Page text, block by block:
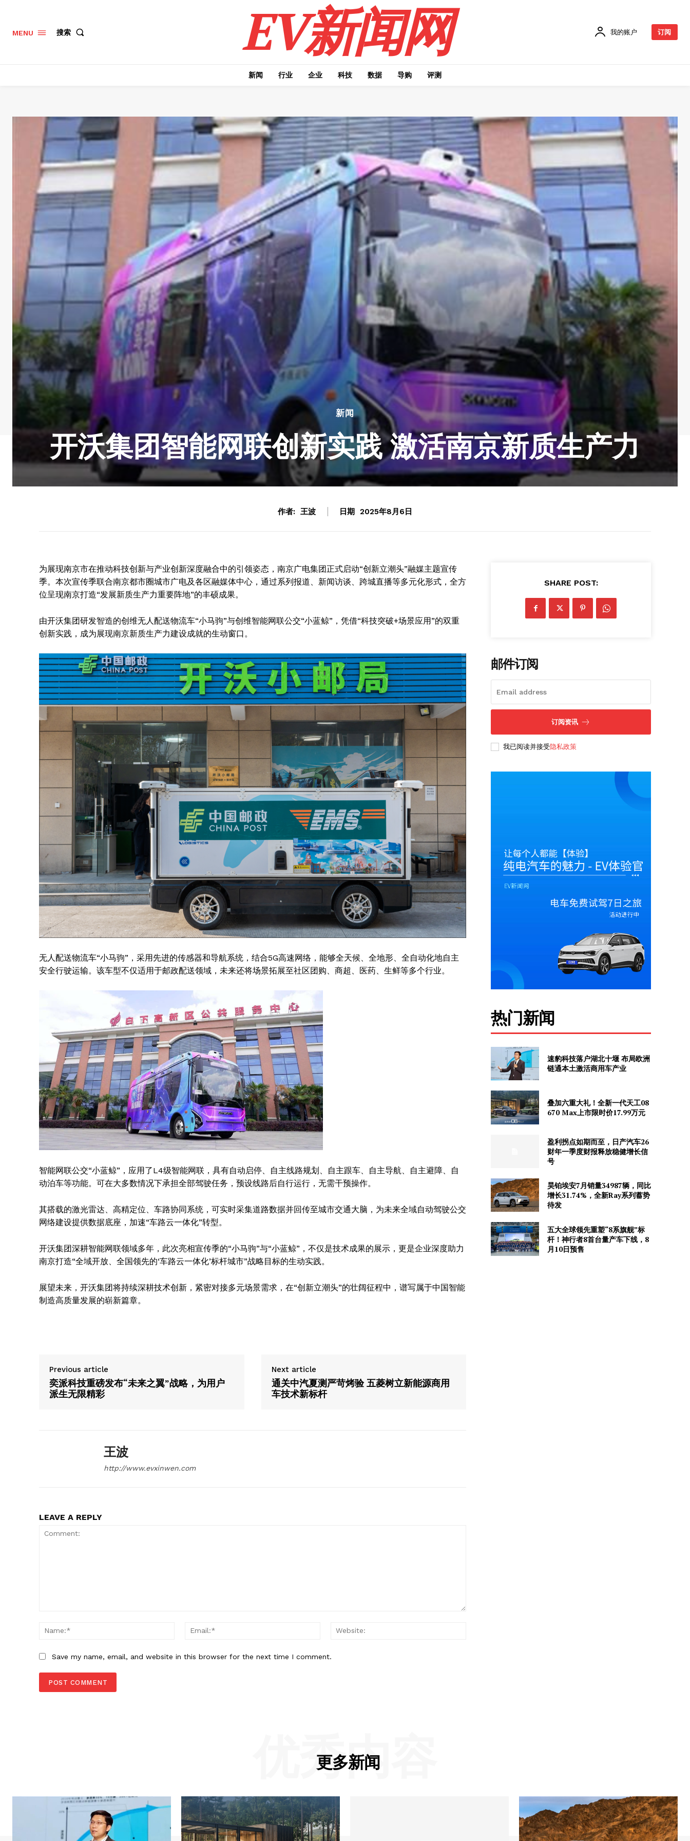
News Week
Magazine PRO
MENU 搜索 EV新闻网 我的账户 订阅
新闻 行业 企业 科技 数据 导购 评测
新闻
开沃集团智能网联创新实践 激活南京新质生产力
作者: 王波 日期 2025年8月6日
为展现南京市在推动科技创新与产业创新深度融合中的引领姿态，南京广电集团正式启动“创新立潮头”融媒主题宣传
季。本次宣传季联合南京都市圈城市广电及各区融媒体中心，通过系列报道、新闻访谈、跨城直播等多元化形式，全方
位呈现南京打造“发展新质生产力重要阵地”的丰硕成果。
由开沃集团研发智造的创维无人配送物流车“小马驹”与创维智能网联公交“小蓝鲸”，凭借“科技突破+场景应用”的双重
创新实践，成为展现南京新质生产力建设成就的生动窗口。
无人配送物流车“小马驹”，采用先进的传感器和导航系统，结合5G高速网络，能够全天候、全地形、全自动化地自主
安全行驶运输。该车型不仅适用于邮政配送领域，未来还将场景拓展至社区团购、商超、医药、生鲜等多个行业。
智能网联公交“小蓝鲸”，应用了L4级智能网联，具有自动启停、自主线路规划、自主跟车、自主导航、自主避障、自
动泊车等功能。可在大多数情况下承担全部驾驶任务，预设线路后自行运行，无需干预操作。
其搭载的激光雷达、高精定位、车路协同系统，可实时采集道路数据并回传至城市交通大脑，为未来全域自动驾驶公交
网络建设提供数据底座，加速“车路云一体化”转型。
开沃集团深耕智能网联领域多年，此次亮相宣传季的“小马驹”与“小蓝鲸”，不仅是技术成果的展示，更是企业深度助力
南京打造“全域开放、全国领先的‘车路云一体化’标杆城市”战略目标的生动实践。
展望未来，开沃集团将持续深耕技术创新，紧密对接多元场景需求，在“创新立潮头”的壮阔征程中，谱写属于中国智能
制造高质量发展的崭新篇章。
Previous article
奕派科技重磅发布“未来之翼”战略，为用户
派生无限精彩
Next article
通关中汽夏测严苛烤验 五菱树立新能源商用
车技术新标杆
王波
http://www.evxinwen.com
LEAVE A REPLY
Name:*
Email:*
Save my name, email, and website in this browser for the next time I comment.
SHARE POST:
邮件订阅
订阅资讯
我已阅读并接受隐私政策
热门新闻
速豹科技落户湖北十堰 布局欧洲
链通本土激活商用车产业
叠加六重大礼！全新一代天工08
670 Max上市限时价17.99万元
盈利拐点如期而至，日产汽车26
财年一季度财报释放稳健增长信
号
昊铂埃安7月销量34987辆，同比
增长31.74%，全新Ray系列蓄势
待发
五大全球领先重塑“8系旗舰”标
杆！神行者8首台量产车下线，8
月10日预售
更多新闻
优秀内容